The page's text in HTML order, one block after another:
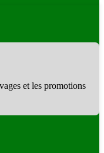
et les promotions